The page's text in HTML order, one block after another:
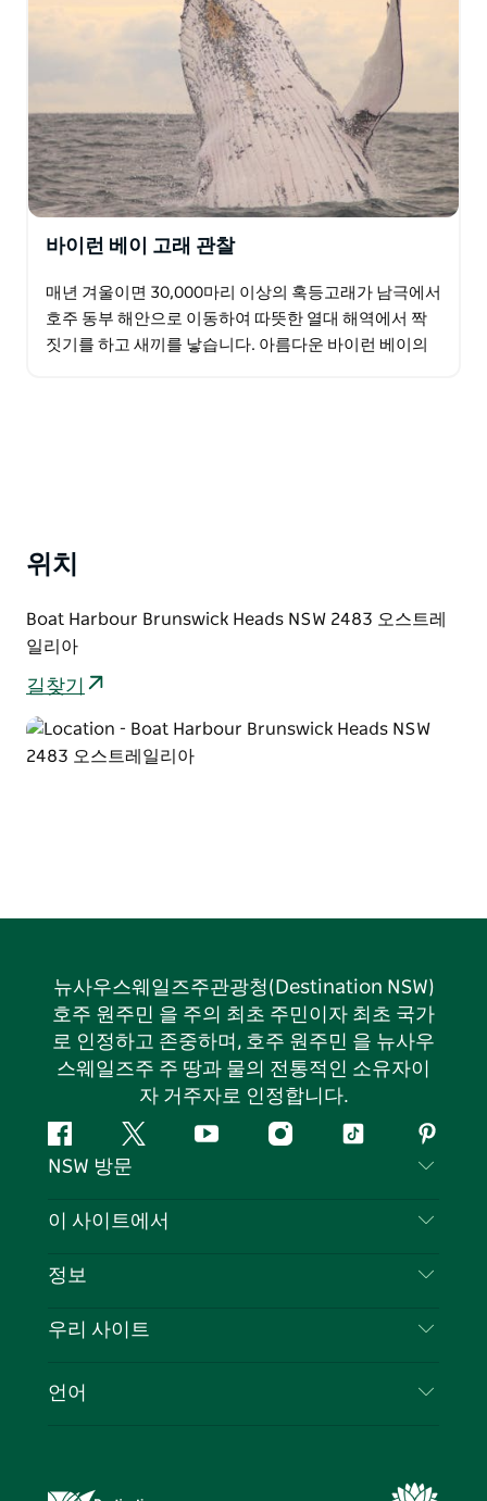
바이런 베이 고래 관찰
매년 겨울이면 30,000마리 이상의 혹등고래가 남극에서
호주 동부 해안으로 이동하여 따뜻한 열대 해역에서 짝
짓기를 하고 새끼를 낳습니다. 아름다운 바이런 베이의
위치
Boat Harbour Brunswick Heads NSW 2483 오스트레
일리아
길찾기
뉴사우스웨일즈주관광청(Destination NSW)
호주 원주민 을 주의 최초 주민이자 최초 국가
로 인정하고 존중하며, 호주 원주민 을 뉴사우
스웨일즈주 주 땅과 물의 전통적인 소유자이
자 거주자로 인정합니다.
페
이
북
지
다
유
인
틱
핀
터
스
NSW 방문
문의하기
쿠키 고지
이 사이트에서
목적지
이벤트
정보
여행 정보
뉴사우스웨일즈주 의 사업
우리 사이트
뉴사우스웨일즈주관광청(Destination NSW) 미디
언어